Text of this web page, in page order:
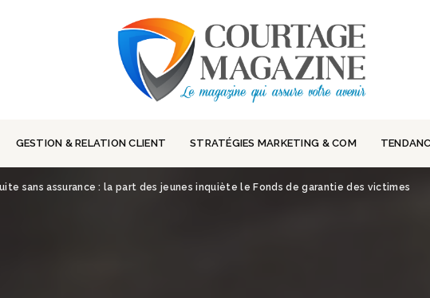
GESTION & RELATION CLIENT STRATÉGIES MARKETING & COM
sans assurance : la part des jeunes inquiète le Fonds de garantie des victimes